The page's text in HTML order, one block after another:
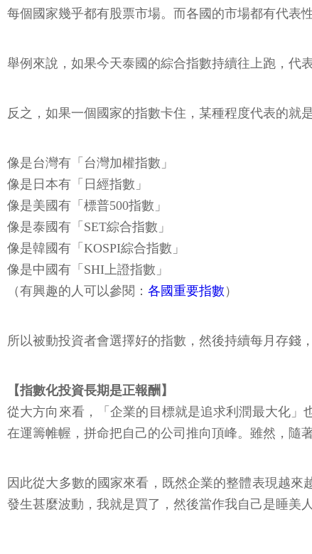
每個國家幾乎都有股票市場。而各國的市場都有代表
舉例來說，如果今天泰國的綜合指數持續往上跑，代
反之，如果一個國家的指數卡住，某種程度代表的就
像是台灣有「台灣加權指數」
像是日本有「日經指數」
像是美國有「標普500指數」
像是泰國有「SET綜合指數」
像是韓國有「KOSPI綜合指數」
像是中國有「SHI上證指數」
（有興趣的人可以參閱： 各國重要指數 ）
所以被動投資者會選擇好的指數，然後持續每月存錢
【指數化投資長期是正報酬】
從大方向來看，「企業的目標就是追求利潤最大化
在運籌帷幄，拼命把自己的公司推向頂峰。雖然，隨
因此從大多數的國家來看，既然企業的整體表現越
發生甚麼波動，我就是買了，然後當作我自己是睡美